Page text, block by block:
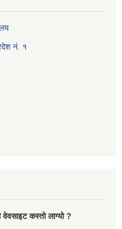
नं. १
वेवसाइट कस्तो लाग्यो ?